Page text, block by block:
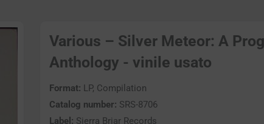
Various – Silver Meteor: A
Anthology - vinile usato
Format: LP, Compilation
Catalog number: SRS-8706
Label: Sierra Briar Records